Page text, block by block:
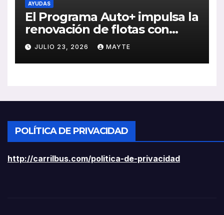
AYUDAS
El Programa Auto+ impulsa la
renovación de flotas con
ayudas a vehículos eléctricos
ligeros
JULIO 23, 2026 MAYTE
POLÍTICA DE PRIVACIDAD
http://carrilbus.com/politica-de-privacidad